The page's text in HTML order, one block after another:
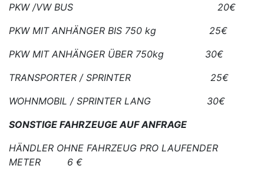
PKW /VW BUS 20€
PKW MIT ANHÄNGER BIS 750 kg 25€
PKW MIT ANHÄNGER ÜBER 750kg 30€
TRANSPORTER / SPRINTER 25€
WOHNMOBIL / SPRINTER LANG 30€
SONSTIGE FAHRZEUGE AUF ANFRAGE
HÄNDLER OHNE FAHRZEUG PRO LAUFENDER
METER 6 €